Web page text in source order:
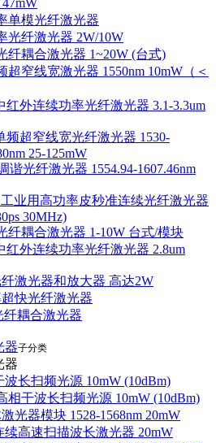
单模光纤激光器
光纤激光器 2W/10W
纤耦合激光器 1~20W (台式)
超窄线宽激光器 1550nm 10mW（＜
红外连续功率光纤激光器 3.1-3.3um
频超窄线宽光纤激光器 1530-
25-125mW
谐光纤激光器 1554.94-1607.46nm
工业用高功率皮秒准连续光纤激光器
30MHz)
纤耦合激光器 1-10W 台式/模块
红外连续功率光纤激光器 2.8um
纤激光器和放大器 高达2W
超快光纤激光器
纤耦合激光器
器子分类
器
波长扫频光源 10mW (10dBm)
相干波长扫频光源 10mW (10dBm)
光器模块 1528-1568nm 20mW
续高速扫描波长激光器 20mW